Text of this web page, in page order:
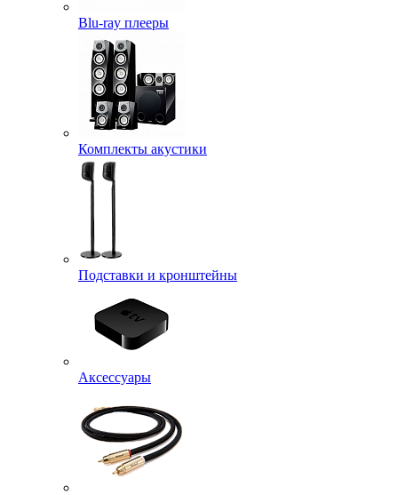
Blu-ray плееры
Комплекты акустики
Подставки и кронштейны
Аксессуары